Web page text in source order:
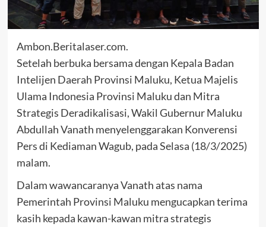
Ambon.Beritalaser.com.
Setelah berbuka bersama dengan Kepala Badan
Intelijen Daerah Provinsi Maluku, Ketua Majelis
Ulama Indonesia Provinsi Maluku dan Mitra
Strategis Deradikalisasi, Wakil Gubernur Maluku
Abdullah Vanath menyelenggarakan Konverensi
Pers di Kediaman Wagub, pada Selasa (18/3/2025)
malam.
Dalam wawancaranya Vanath atas nama
Pemerintah Provinsi Maluku mengucapkan terima
kasih kepada kawan-kawan mitra strategis